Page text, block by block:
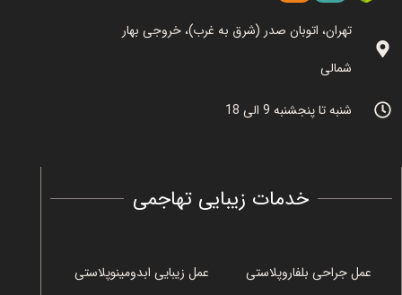
تهران، اتوبان صدر (شرق به غرب)، خروجی بهار
شمالی
شنبه تا پنجشنبه 9 الی 18
خدمات زیبایی تهاجمی
عمل جراحی بلفاروپلاستی
عمل زیبایی ابدومینوپلاستی